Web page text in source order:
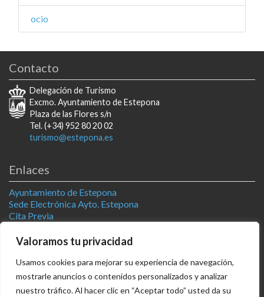
Valoramos tu privacidad
Usamos cookies para mejorar su experiencia de navegación,
mostrarle anuncios o contenidos personalizados y analizar
nuestro tráfico. Al hacer clic en “Aceptar todo” usted da su
ocio
Contacto
Delegación de Turismo
Excmo. Ayuntamiento de Estepona
Plaza de las Flores s/n
Tel. (+34) 952 80 20 02
turismo@estepona.es
Enlaces
Ayuntamiento de Estepona
Sede Electrónica Ayto. Estepona
Cita Previa
Televisión Estepona
Síguenos
facebook
x youtubeinstagram